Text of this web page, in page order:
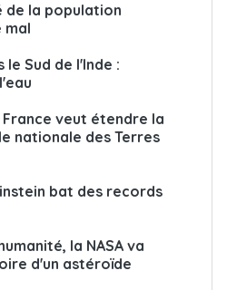
de la population
mal
Sud de l'Inde :
France veut étendre la
nationale des Terres
bat des records
la NASA va
d'un astéroïde